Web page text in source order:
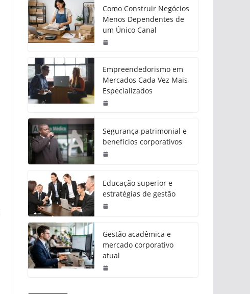
Como Construir Negócios
Menos Dependentes de
um Único Canal
Empreendedorismo em
Mercados Cada Vez Mais
Especializados
Segurança patrimonial e
benefícios corporativos
Educação superior e
estratégias de gestão
Gestão acadêmica e
mercado corporativo
atual